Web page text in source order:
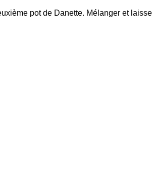
pot de Danette. Mélanger et